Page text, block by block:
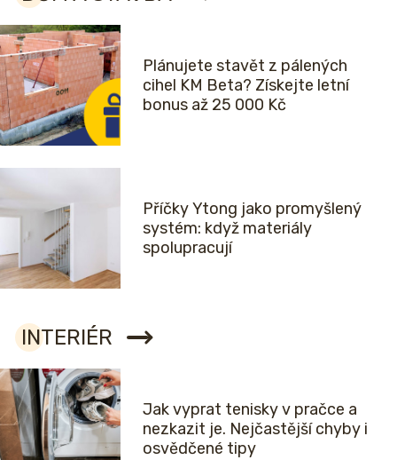
Plánujete stavět z pálených
cihel KM Beta? Získejte letní
bonus až 25 000 Kč
Příčky Ytong jako promyšlený
systém: když materiály
spolupracují
INTERIÉR
Jak vyprat tenisky v pračce a
nezkazit je. Nejčastější chyby i
osvědčené tipy